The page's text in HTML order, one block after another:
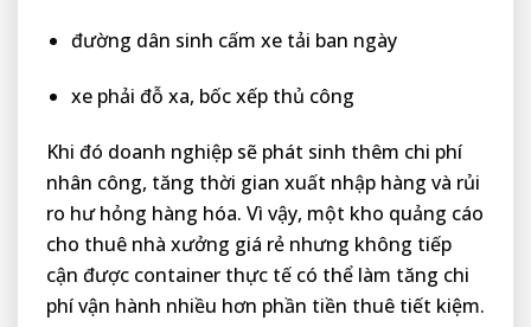
đường dân sinh cấm xe tải ban ngày
xe phải đỗ xa, bốc xếp thủ công
Khi đó doanh nghiệp sẽ phát sinh thêm chi phí
nhân công, tăng thời gian xuất nhập hàng và rủi
ro hư hỏng hàng hóa. Vì vậy, một kho quảng cáo
cho thuê nhà xưởng giá rẻ nhưng không tiếp
cận được container thực tế có thể làm tăng chi
phí vận hành nhiều hơn phần tiền thuê tiết kiệm.